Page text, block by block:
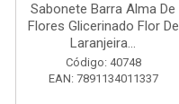
Sabonete Barra Alma De
Flores Glicerinado Flor De
Laranjeira...
Código: 40748
EAN: 7891134011337